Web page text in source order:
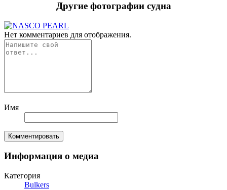
Другие фотографии судна
Нет комментариев для отображения.
Имя
Комментировать
Информация о медиа
Категория
Bulkers